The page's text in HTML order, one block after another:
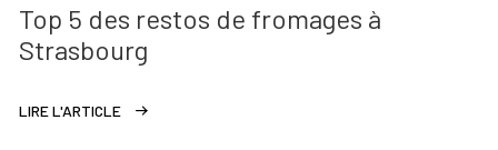
Top 5 des restos de fromages à
Strasbourg
LIRE L'ARTICLE